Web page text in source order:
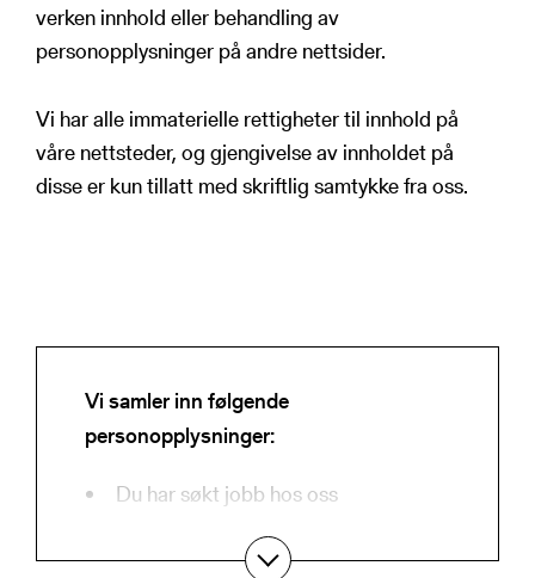
verken innhold eller behandling av
personopplysninger på andre nettsider.
Vi har alle immaterielle rettigheter til innhold på
våre nettsteder, og gjengivelse av innholdet på
disse er kun tillatt med skriftlig samtykke fra oss.
Vi samler inn følgende
personopplysninger:
Du har søkt jobb hos oss
Du har kontaktet oss på telefon eller